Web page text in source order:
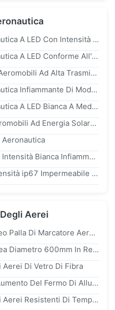
Luce Di Ostruzione Aeronautica A LED Con Intensità ≥2000cd, Durata LED >100.000 Ore E Uscita Orizzontale A 360° Per Strutture Alte
Luce Di Ostruzione Aeronautica A LED Conforme All'ICAO Allegato 14, Con Durata Di 100.000 Ore E Impermeabilità ip66
Luce Di Avvertimento Per Aeromobili Ad Alta Trasmittanza A LED Con Materiale In Lega Di Alluminio E Intensità Luminosa Di 2000 Candele
Luce Di Ostruzione Aeronautica Infiammante Di Modo ip66 Per Grattacielo
Luce Di Ostruzione Aeronautica A LED Bianca A Media Intensità ANNHUNG AH-MI-b2 Con Intensità Di 2000cd, Impermeabilità ip66 E Frequenza Di Lampeggio 20-60fpm
Luce Di Ostruzione Per Aeromobili Ad Energia Solare Con Grado Di Protezione ip65 E Vita Del LED Di 100.000 Ore Per Torri Televisive
Luce Di Ostruzione Ad Alta Intensità Bianca Infiammante Del LED Con La Norma Di ICAO FAA
Fabbrica Diretta Di Alta Intensità ip67 Impermeabile 360 Angolo Di Fascio Luce Di Ostacolo All'aviazione LED Con 200.000cd Intensità
Aerei
Sfera Di Avvertimento Aereo Palla Di Marcatore Aereo Con Acciaio Inossidabile 304 Fissanti 3 Mm Di Spessore E 6,9 Kg Di Peso
Sfera Di Segnalazione Aerea Diametro 600mm In Resina Poliestere Rinforzata Con Fibra Di Vetro
Di Vetro Di Fibra
Linee Di Trasmissione Di Aumento Del Fermo Di Alluminio D'avvertimento Della Sfera Degli Aerei 500kv Alte
Sfera D'avvertimento Degli Aerei Resistenti Di Temperatura Per Le Linee Di Trasmissione Alte